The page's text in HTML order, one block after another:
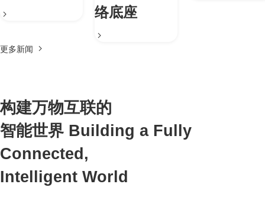
络底座
更多新闻
构建万物互联的
智能世界 Building a Fully
Connected,
Intelligent World